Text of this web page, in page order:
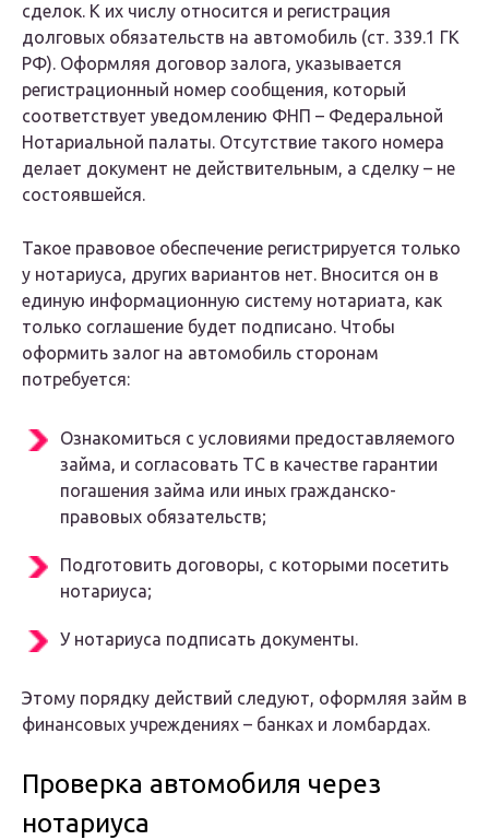
сделок. К их числу относится и регистрация
долговых обязательств на автомобиль (ст. 339.1 ГК
РФ). Оформляя договор залога, указывается
регистрационный номер сообщения, который
соответствует уведомлению ФНП – Федеральной
Нотариальной палаты. Отсутствие такого номера
делает документ не действительным, а сделку – не
состоявшейся.
Такое правовое обеспечение регистрируется только
у нотариуса, других вариантов нет. Вносится он в
единую информационную систему нотариата, как
только соглашение будет подписано. Чтобы
оформить залог на автомобиль сторонам
потребуется:
Ознакомиться с условиями предоставляемого
займа, и согласовать ТС в качестве гарантии
погашения займа или иных гражданско-
правовых обязательств;
Подготовить договоры, с которыми посетить
нотариуса;
У нотариуса подписать документы.
Этому порядку действий следуют, оформляя займ в
финансовых учреждениях – банках и ломбардах.
Проверка автомобиля через
нотариуса